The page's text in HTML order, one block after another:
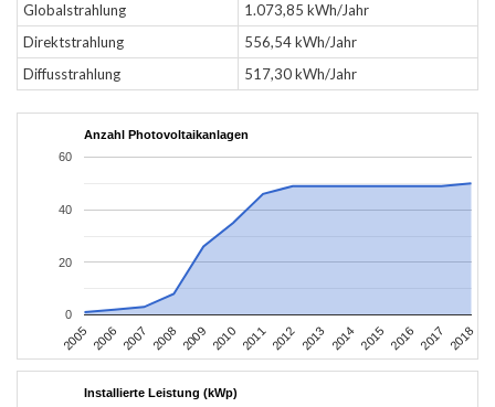
Globalstrahlung
1.073,85 kWh/Jahr
Direktstrahlung
556,54 kWh/Jahr
Diffusstrahlung
517,30 kWh/Jahr
Anzahl Photovoltaikanlagen
2005 2006 2007 2008 2009 2010 2011 2012 2013 2014 2015 2016 2017 2018
0
20
40
60
Installierte Leistung (kWp)